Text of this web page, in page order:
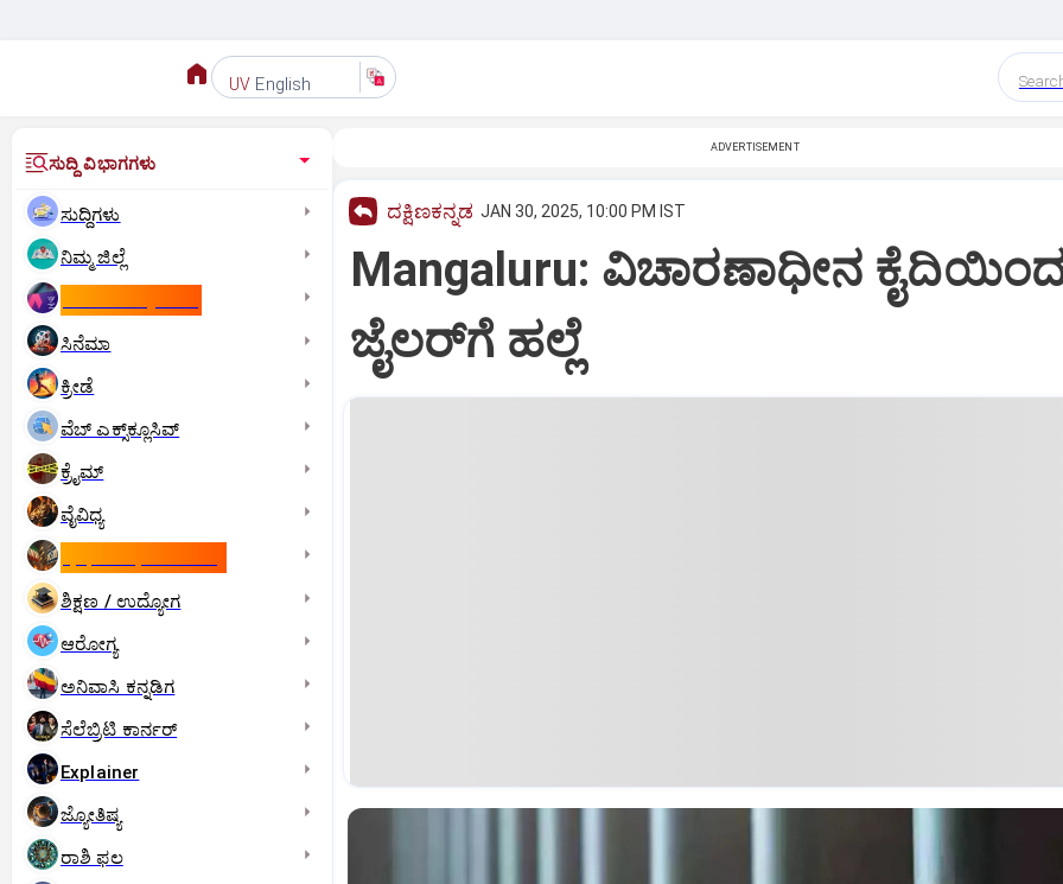
UV English
ಸುದ್ದಿ ವಿಭಾಗಗಳು
ಸುದ್ದಿಗಳು
ನಿಮ್ಮ ಜಿಲ್ಲೆ
ಸಿನೆಮಾ
ಕ್ರೀಡೆ
ವೆಬ್ ಎಕ್ಸ್‌ಕ್ಲೂಸಿವ್
ಕ್ರೈಮ್
ವೈವಿಧ್ಯ
ಶಿಕ್ಷಣ / ಉದ್ಯೋಗ
ಆರೋಗ್ಯ
ಅನಿವಾಸಿ ಕನ್ನಡಿಗ
ಸೆಲೆಬ್ರಿಟಿ ಕಾರ್ನರ್‌
Explainer
ಜ್ಯೋತಿಷ್ಯ
ರಾಶಿ ಫಲ
ADVERTISEMENT
ದಕ್ಷಿಣಕನ್ನಡ JAN 30, 2025, 10:00 PM IST
Mangaluru: ವಿಚಾರಣಾಧೀನ
ಜೈಲರ್‌ಗೆ ಹಲ್ಲೆ